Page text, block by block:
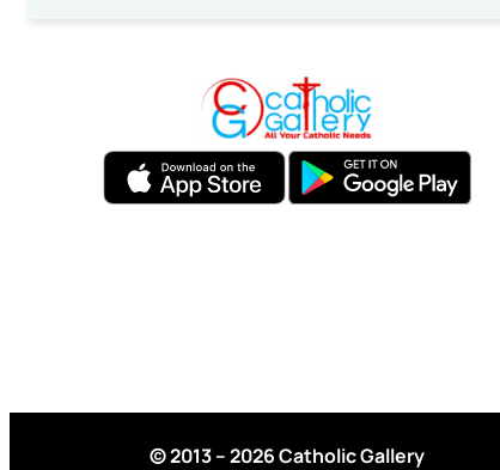
© 2013 – 2026 Catholic Gallery